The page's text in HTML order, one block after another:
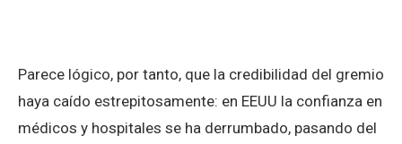
Parece lógico, por tanto, que la credibilidad del gremio
haya caído estrepitosamente: en EEUU la confianza en
médicos y hospitales se ha derrumbado, pasando del